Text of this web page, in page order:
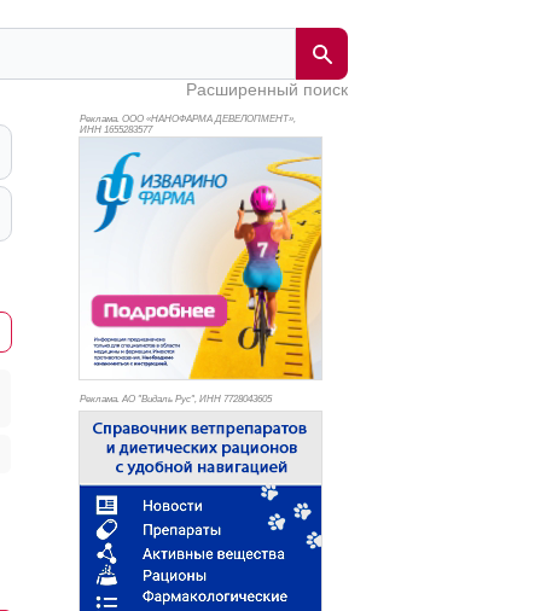
Расширенный поиск
Реклама. ООО «НАНОФАРМА ДЕВЕЛОПМЕНТ»,
ИНН 1655283577
Реклама. АО "Видаль Рус", ИНН 7728043605